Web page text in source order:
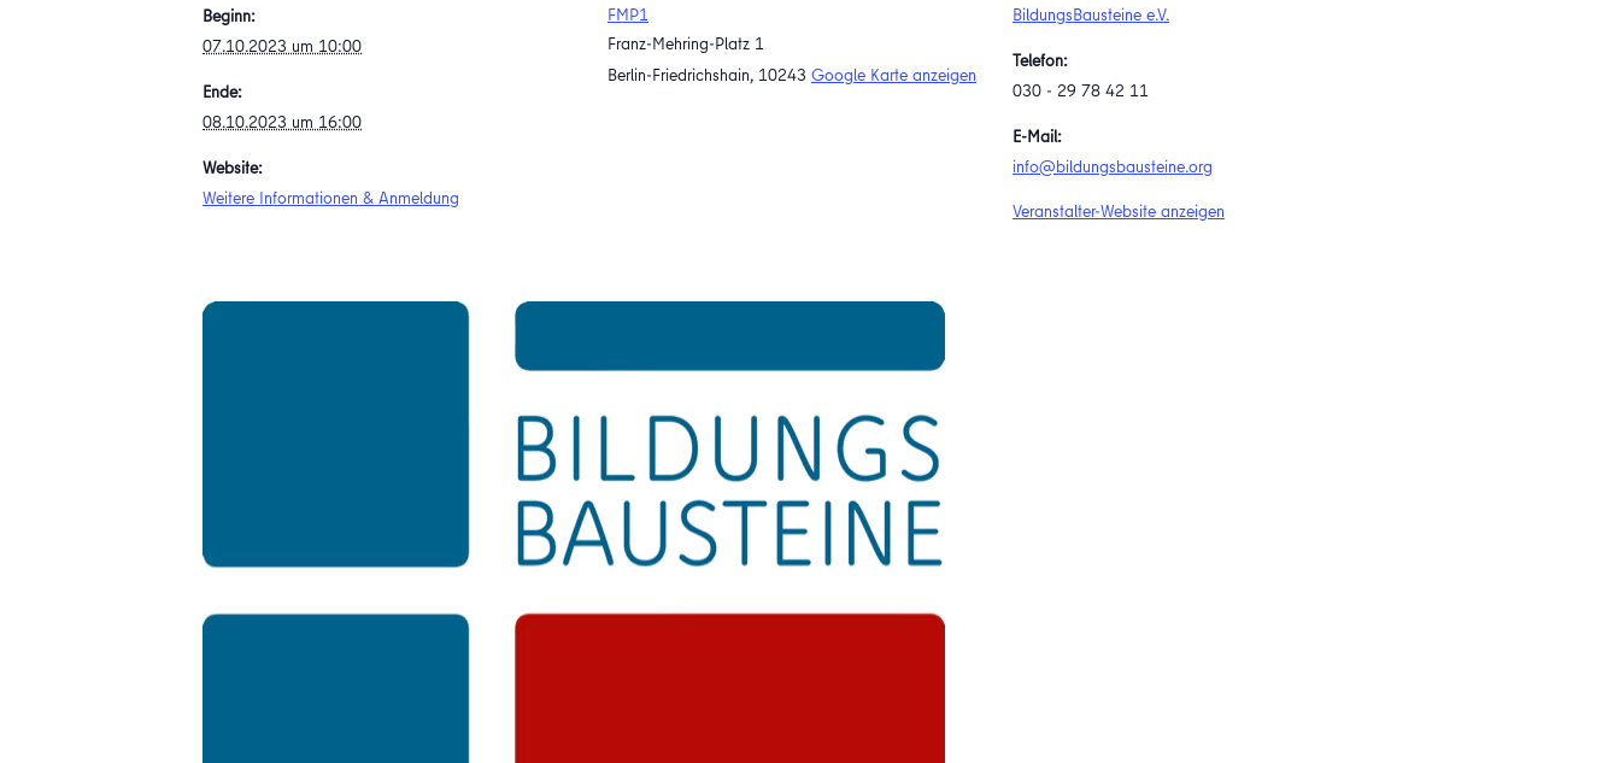
Beginn:
07.10.2023 um 10:00
Ende:
08.10.2023 um 16:00
Website:
Weitere Informationen & Anmeldung
FMP1
Franz-Mehring-Platz 1
Berlin-Friedrichshain, 10243 Google Karte anzeigen
BildungsBausteine e.V.
Telefon:
030 ‐ 29 78 42 11
E-Mail:
info@bildungsbausteine.org
Veranstalter-Website anzeigen